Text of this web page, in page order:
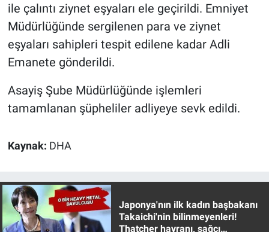
ile çalıntı ziynet eşyaları ele geçirildi. Emniyet
Müdürlüğünde sergilenen para ve ziynet
eşyaları sahipleri tespit edilene kadar Adli
Emanete gönderildi.
Asayiş Şube Müdürlüğünde işlemleri
tamamlanan şüpheliler adliyeye sevk edildi.
Kaynak: DHA
Japonya'nın ilk kadın başbakanı
Takaichi'nin bilinmeyenleri!
Thatcher hayranı, sağcı